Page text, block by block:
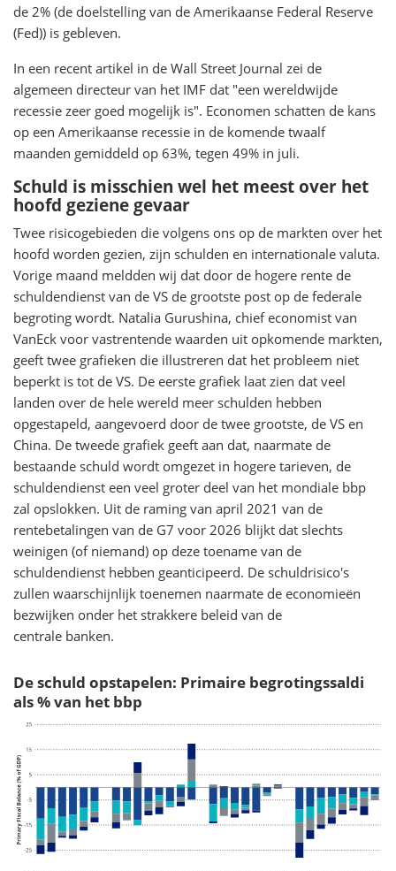
de 2% (de doelstelling van de Amerikaanse Federal Reserve
(Fed)) is gebleven.
In een recent artikel in de Wall Street Journal zei de
algemeen directeur van het IMF dat "een wereldwijde
recessie zeer goed mogelijk is". Economen schatten de kans
op een Amerikaanse recessie in de komende twaalf
maanden gemiddeld op 63%, tegen 49% in juli.
Schuld is misschien wel het meest over het
hoofd geziene gevaar
Twee risicogebieden die volgens ons op de markten over het
hoofd worden gezien, zijn schulden en internationale valuta.
Vorige maand meldden wij dat door de hogere rente de
schuldendienst van de VS de grootste post op de federale
begroting wordt. Natalia Gurushina, chief economist van
VanEck voor vastrentende waarden uit opkomende markten,
geeft twee grafieken die illustreren dat het probleem niet
beperkt is tot de VS. De eerste grafiek laat zien dat veel
landen over de hele wereld meer schulden hebben
opgestapeld, aangevoerd door de twee grootste, de VS en
China. De tweede grafiek geeft aan dat, naarmate de
bestaande schuld wordt omgezet in hogere tarieven, de
schuldendienst een veel groter deel van het mondiale bbp
zal opslokken. Uit de raming van april 2021 van de
rentebetalingen van de G7 voor 2026 blijkt dat slechts
weinigen (of niemand) op deze toename van de
schuldendienst hebben geanticipeerd. De schuldrisico's
zullen waarschijnlijk toenemen naarmate de economieën
bezwijken onder het strakkere beleid van de
centrale banken.
De schuld opstapelen: Primaire begrotingssaldi
als % van het bbp